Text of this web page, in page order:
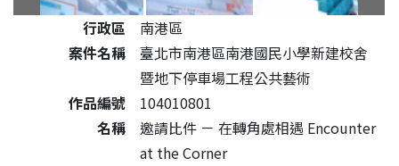
公共藝術作品詳細資料
行政區
南港區
案件名稱
臺北市南港區南港國民小學新建校舍
暨地下停車場工程公共藝術
作品編號
104010801
名稱
邀請比件 － 在轉角處相遇 Encounter
at the Corner